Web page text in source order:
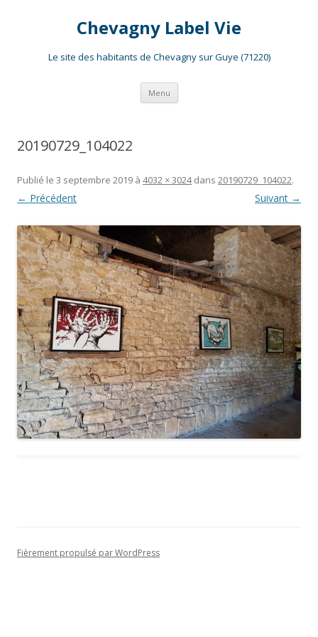
Chevagny Label Vie
Le site des habitants de Chevagny sur Guye (71220)
Menu Aller
contenu
20190729_104022
Publié le 3 septembre 2019 à 4032 × 3024dans 20190729_104022.
← Précédent Suivant →
Fièrement propulsé par WordPress